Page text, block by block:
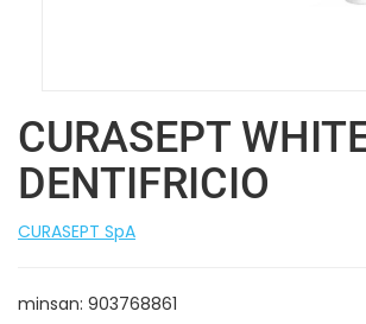
CURASEPT
DENTIFRICIO
CURASEPT SpA
minsan: 903768861